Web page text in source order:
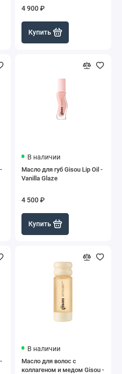
4 900 ₽
Купить
В наличии
Масло для губ Gisou Lip Oil -
Vanilla Glaze
4 500 ₽
Купить
В наличии
Масло для волос с
коллагеном и медом Gisou -